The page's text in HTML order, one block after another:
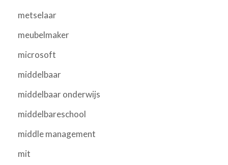
metselaar
meubelmaker
microsoft
middelbaar
middelbaar onderwijs
middelbareschool
middle management
mit